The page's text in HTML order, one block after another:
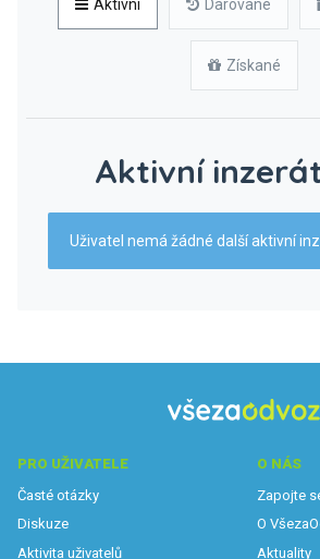
Aktivní Darované
Získané
Aktivní
Uživatel nemá žádné další aktivní
PRO UŽIVATELE
Časté otázky
Diskuze
Aktivita uživatelů
O NÁS
Zapojte
O
Aktuality